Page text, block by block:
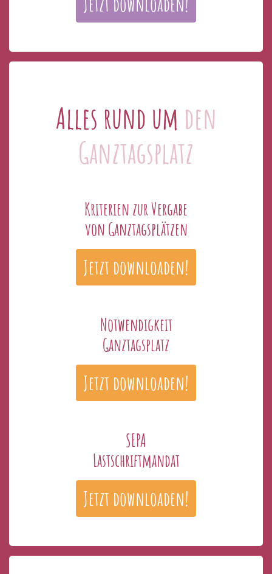
Alles rund um den
Ganztagsplatz
Kriterien zur Vergabe
von Ganztagsplätzen
Jetzt downloaden!
Notwendigkeit
Ganztagsplatz
Jetzt downloaden!
SEPA
Lastschriftmandat
Jetzt downloaden!